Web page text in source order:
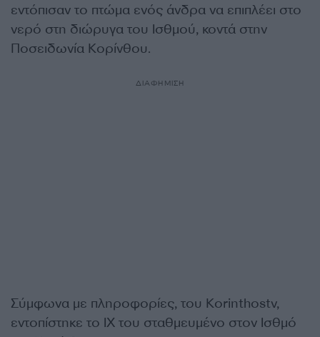
εντόπισαν το πτώμα ενός άνδρα να επιπλέει στο
νερό στη διώρυγα του Ισθμού, κοντά στην
Ποσειδωνία Κορίνθου.
ΔΙΑΦΗΜΙΣΗ
Σύμφωνα με πληροφορίες, του Korinthostv,
εντοπίστηκε το ΙΧ του σταθμευμένο στον Ισθμό